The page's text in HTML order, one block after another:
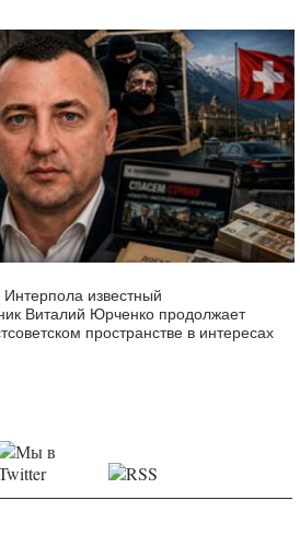
известный
Виталий Юрченко продолжает
пространстве в интересах